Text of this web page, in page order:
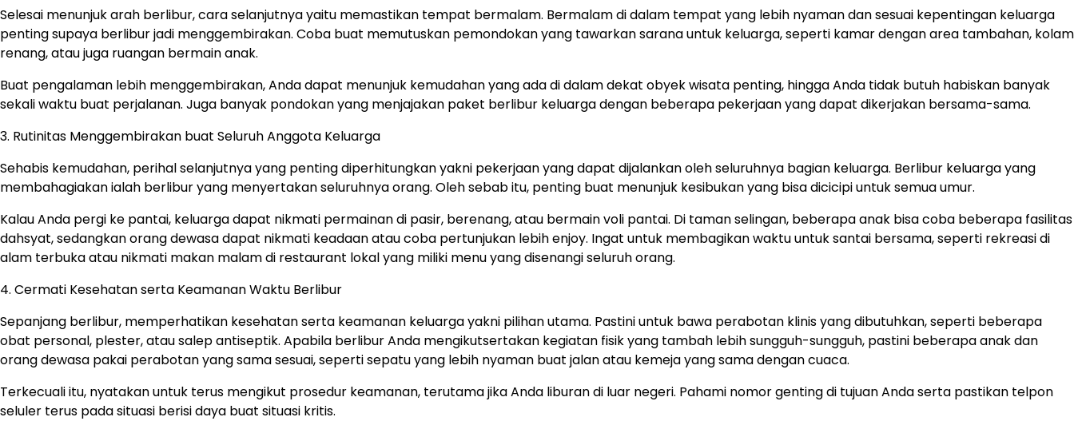
Selesai menunjuk arah berlibur, cara selanjutnya yaitu memastikan tempat bermalam. Bermalam di dalam tempat yang lebih nyaman dan sesuai kepentingan keluarga
penting supaya berlibur jadi menggembirakan. Coba buat memutuskan pemondokan yang tawarkan sarana untuk keluarga, seperti kamar dengan area tambahan, kolam
renang, atau juga ruangan bermain anak.
Buat pengalaman lebih menggembirakan, Anda dapat menunjuk kemudahan yang ada di dalam dekat obyek wisata penting, hingga Anda tidak butuh habiskan banyak
sekali waktu buat perjalanan. Juga banyak pondokan yang menjajakan paket berlibur keluarga dengan beberapa pekerjaan yang dapat dikerjakan bersama-sama.
3. Rutinitas Menggembirakan buat Seluruh Anggota Keluarga
Sehabis kemudahan, perihal selanjutnya yang penting diperhitungkan yakni pekerjaan yang dapat dijalankan oleh seluruhnya bagian keluarga. Berlibur keluarga yang
membahagiakan ialah berlibur yang menyertakan seluruhnya orang. Oleh sebab itu, penting buat menunjuk kesibukan yang bisa dicicipi untuk semua umur.
Kalau Anda pergi ke pantai, keluarga dapat nikmati permainan di pasir, berenang, atau bermain voli pantai. Di taman selingan, beberapa anak bisa coba beberapa fasilitas
dahsyat, sedangkan orang dewasa dapat nikmati keadaan atau coba pertunjukan lebih enjoy. Ingat untuk membagikan waktu untuk santai bersama, seperti rekreasi di
alam terbuka atau nikmati makan malam di restaurant lokal yang miliki menu yang disenangi seluruh orang.
4. Cermati Kesehatan serta Keamanan Waktu Berlibur
Sepanjang berlibur, memperhatikan kesehatan serta keamanan keluarga yakni pilihan utama. Pastini untuk bawa perabotan klinis yang dibutuhkan, seperti beberapa
obat personal, plester, atau salep antiseptik. Apabila berlibur Anda mengikutsertakan kegiatan fisik yang tambah lebih sungguh-sungguh, pastini beberapa anak dan
orang dewasa pakai perabotan yang sama sesuai, seperti sepatu yang lebih nyaman buat jalan atau kemeja yang sama dengan cuaca.
Terkecuali itu, nyatakan untuk terus mengikut prosedur keamanan, terutama jika Anda liburan di luar negeri. Pahami nomor genting di tujuan Anda serta pastikan telpon
seluler terus pada situasi berisi daya buat situasi kritis.